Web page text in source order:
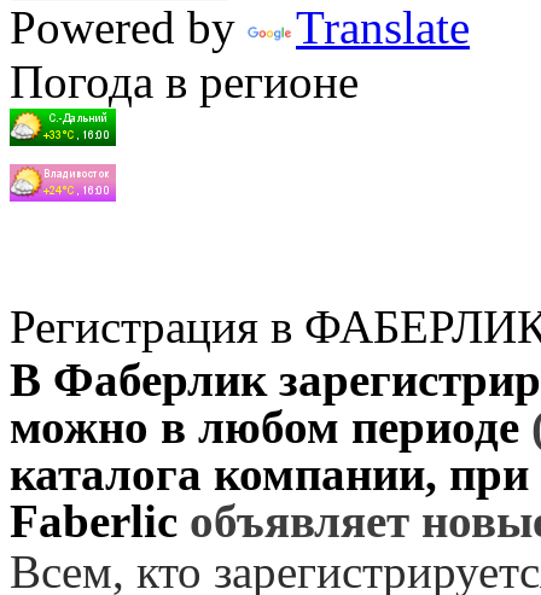
Powered by
Translate
Погода в регионе
Регистрация в
В Фаберлик
можно в любом периоде
каталога компании,
Faberlic объявляет
Всем, кто